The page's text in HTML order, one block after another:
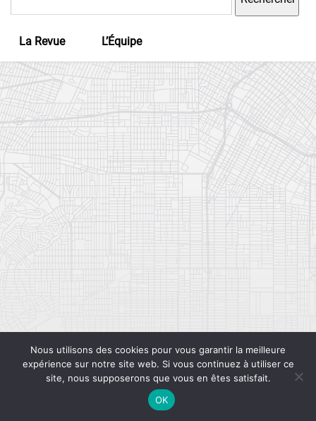
La Revue L’Équipe
Nous utilisons des cookies pour vous garantir la meilleure
expérience sur notre site web. Si vous continuez à utiliser ce
site, nous supposerons que vous en êtes satisfait.
OK